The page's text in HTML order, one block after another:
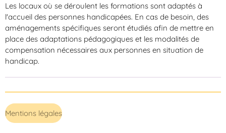
Les locaux où se déroulent les formations sont adaptés à
l'accueil des personnes handicapées. En cas de besoin, des
aménagements spécifiques seront étudiés afin de mettre en
place des adaptations pédagogiques et les modalités de
compensation nécessaires aux personnes en situation de
handicap.
Mentions légales